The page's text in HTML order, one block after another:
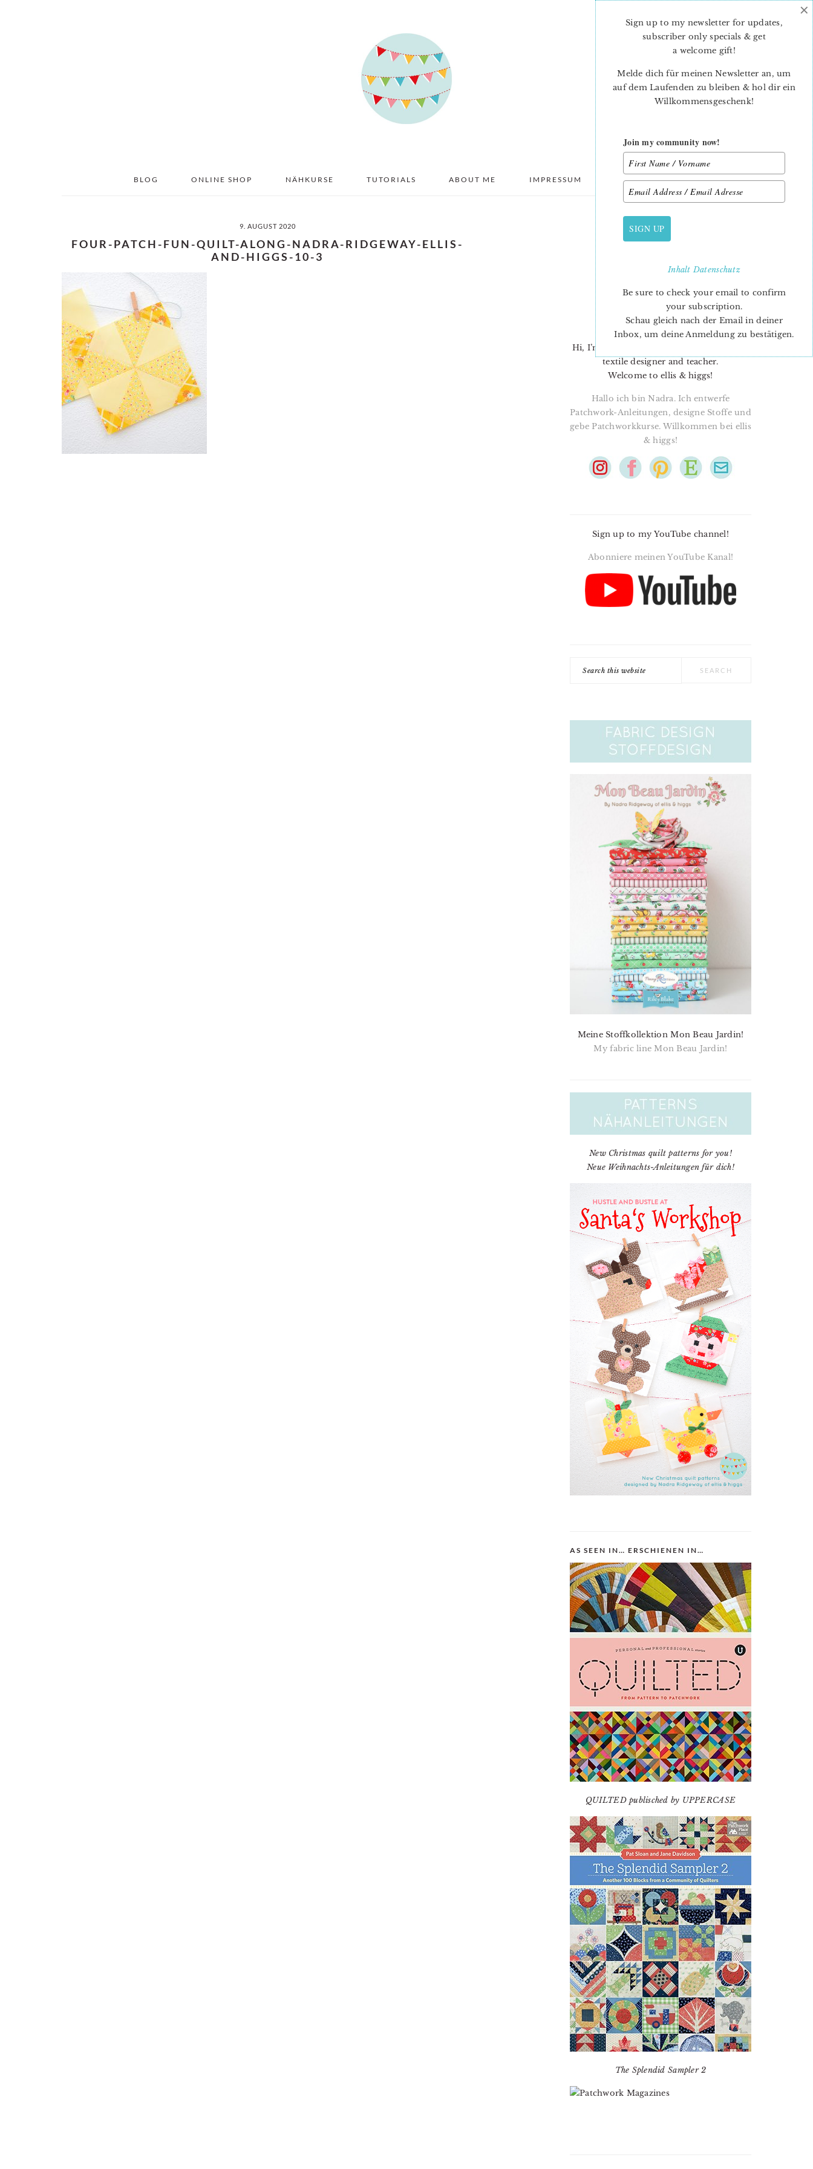
BLOG ONLINE SHOP NÄHKURSE TUTORIALS ABOUT ME IMPRESSUM DATENSCHUTZ
9. AUGUST 2020
FOUR-PATCH-FUN-QUILT-ALONG-NADRA-RIDGEWAY-ELLIS-
AND-HIGGS-10-3
PRIMARY
SIDEBAR
Hi, I’m Nadra. I’m a quilt pattern designer,
textile designer and teacher.
Welcome to ellis & higgs!
Hallo ich bin Nadra. Ich entwerfe
Patchwork-Anleitungen, designe Stoffe und
gebe Patchworkkurse. Willkommen bei ellis
& higgs!
Sign up to my YouTube channel!
Abonniere meinen YouTube Kanal!
Meine Stoffkollektion Mon Beau Jardin!
My fabric line Mon Beau Jardin!
New Christmas quilt patterns for you!
Neue Weihnachts-Anleitungen für dich!
AS SEEN IN… ERSCHIENEN IN…
QUILTED publisched by UPPERCASE
The Splendid Sampler 2
Sign up to my newsletter for updates,
subscriber only specials & get
a welcome gift!
Melde dich für meinen Newsletter an, um
auf dem Laufenden zu bleiben & hol dir ein
Willkommensgeschenk!
Join my community now!
SIGN UP
InhaltDatenschutz
Be sure to check your email to confirm
your subscription.
Schau gleich nach der Email in deiner
Inbox, um deine Anmeldung zu bestätigen.
×